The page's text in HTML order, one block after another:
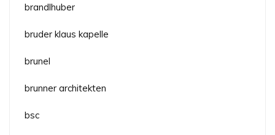
brandlhuber
bruder klaus kapelle
brunel
brunner architekten
bsc